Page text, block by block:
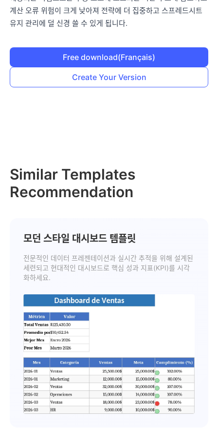
계산 오류 위험이 크게 낮아져 전략에 더 집중하고 스프레드시트
유지 관리에 덜 신경 쓸 수 있게 됩니다.
Free download(Français)
Create Your Version
Similar Templates
Recommendation
모던 스타일 대시보드 템플릿
전문적인 데이터 프레젠테이션과 실시간 추적을 위해 설계된
세련되고 현대적인 대시보드로 핵심 성과 지표(KPI)를 시각
화하세요.